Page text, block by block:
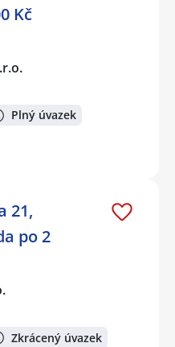
Kč
Plný úvazek
21,
po 2
Zkrácený úvazek